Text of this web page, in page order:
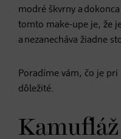
modré škvrny a
tomto make-upe je, že
a nezanecháva žiadne
Poradíme vám, čo je
dôležité.